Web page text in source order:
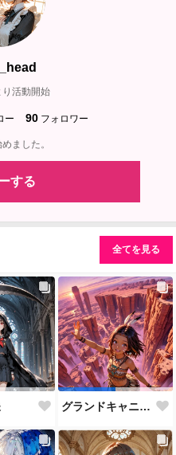
活動開始
ー 90 フォロワー
ました。
する
全てを見る
グランドキャニオン